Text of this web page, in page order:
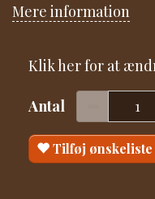
Mere information
Klik her for at
Antal
Tilføj ønskeliste